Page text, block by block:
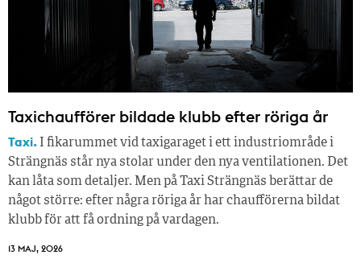
Taxichaufförer bildade klubb efter röriga år
Taxi. I fikarummet vid taxigaraget i ett industriområde i
Strängnäs står nya stolar under den nya ventilationen. Det
kan låta som detaljer. Men på Taxi Strängnäs berättar de
något större: efter några röriga år har chaufförerna bildat
klubb för att få ordning på vardagen.
13 MAJ, 2026